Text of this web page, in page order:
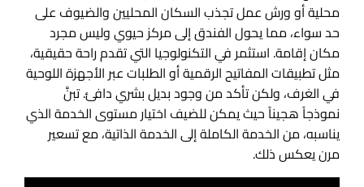
محلية أو ورش عمل تجذب السكان المحليين والضيوف على
حد سواء، مما يحول الفندق إلى مركز حيوي وليس مجرد
مكان إقامة. استثمر في التكنولوجيا التي تقدم راحة حقيقية،
مثل تطبيقات المفاتيح الرقمية أو الطلبات عبر الأجهزة اللوحية
في الغرف، ولكن تأكد من وجود بديل بشري دافئ. تبنَّ
نموذجاً هجيناً حيث يمكن للضيف اختيار مستوى الخدمة الذي
يناسبه، من الخدمة الكاملة إلى الخدمة الذاتية، مع تسعير
مرن يعكس ذلك.